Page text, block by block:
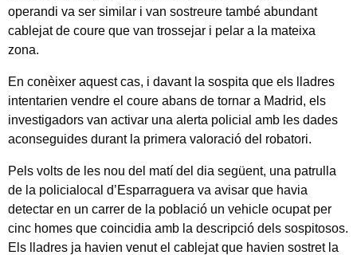
operandi va ser similar i van sostreure també abundant
cablejat de coure que van trossejar i pelar a la mateixa
zona.
En conèixer aquest cas, i davant la sospita que els lladres
intentarien vendre el coure abans de tornar a Madrid, els
investigadors van activar una alerta policial amb les dades
aconseguides durant la primera valoració del robatori.
Pels volts de les nou del matí del dia següent, una patrulla
de la policialocal d’Esparraguera va avisar que havia
detectar en un carrer de la població un vehicle ocupat per
cinc homes que coincidia amb la descripció dels sospitosos.
Els lladres ja havien venut el cablejat que havien sostret la